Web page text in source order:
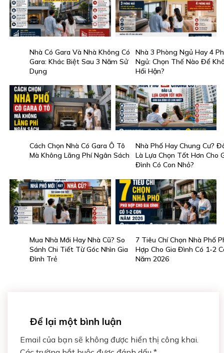
Nhà Có Gara Và Nhà Không Có
Gara: Khác Biệt Sau 3 Năm Sử
Dụng
Nhà 3 Phòng Ngủ Hay 4
Ngủ: Chọn Thế Nào Để
Hối Hận?
Cách Chọn Nhà Có Gara Ô Tô
Mà Không Lãng Phí Ngân Sách
Nhà Phố Hay Chung Cư?
Là Lựa Chọn Tốt Hơn Cho
Đình Có Con Nhỏ?
Mua Nhà Mới Hay Nhà Cũ? So
Sánh Chi Tiết Từ Góc Nhìn Gia
Đình Trẻ
7 Tiêu Chí Chọn Nhà Phố
Hợp Cho Gia Đình Có 1-2
Năm 2026
Để lại một bình luận
Email của bạn sẽ không được hiển thị công khai.